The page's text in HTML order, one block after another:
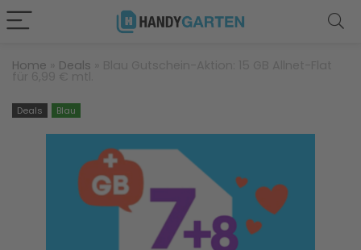
Home Deals
Deals Blau